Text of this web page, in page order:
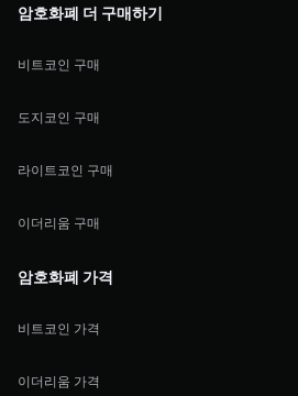
암호화폐 더 구매하기
비트코인 구매
도지코인 구매
라이트코인 구매
이더리움 구매
암호화폐 가격
비트코인 가격
이더리움 가격